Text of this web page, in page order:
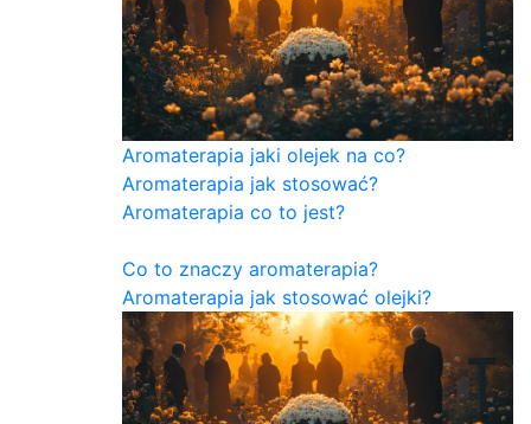
Aromaterapia jaki olejek na co?
Aromaterapia jak stosować?
Aromaterapia co to jest?
Co to znaczy aromaterapia?
Aromaterapia jak stosować olejki?